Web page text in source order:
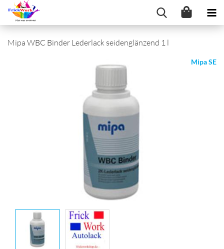
Mipa WBC Binder Lederlack seidenglänzend 1 l
Mipa SE